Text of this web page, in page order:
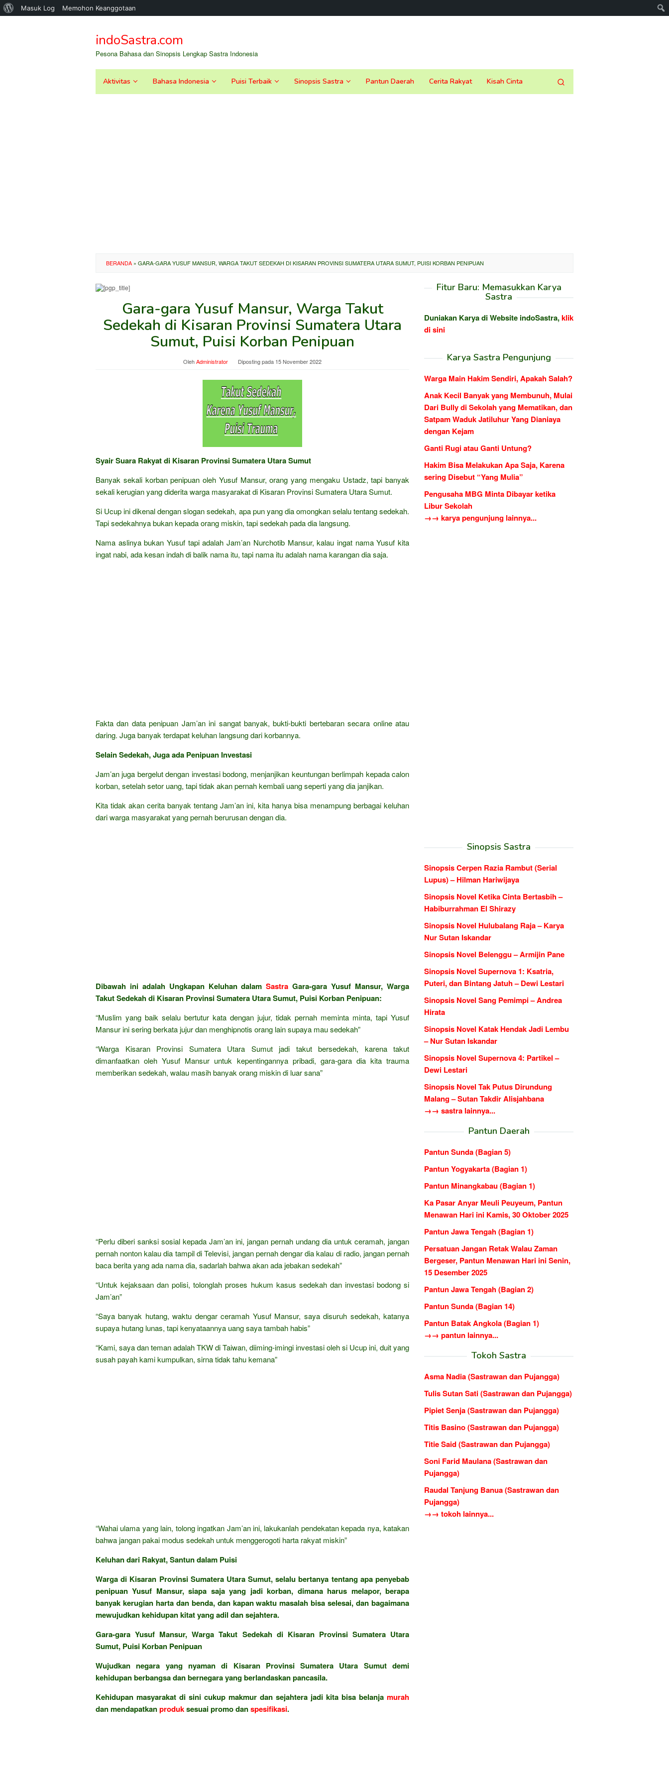
Tentang
Masuk Log Memohon Keanggotaan
kontenindoSastra.com
Pesona Bahasa dan Sinopsis Lengkap Sastra Indonesia
Aktivitas Bahasa Indonesia Puisi Terbaik Sinopsis Sastra Pantun Daerah Cerita Rakyat Kisah Cinta
BERANDA » GARA-GARA YUSUF MANSUR, WARGA TAKUT SEDEKAH DI KISARAN PROVINSI SUMATERA UTARA SUMUT, PUISI KORBAN PENIPUAN
Gara-gara Yusuf Mansur, Warga Takut
Sedekah di Kisaran Provinsi Sumatera Utara
Sumut, Puisi Korban Penipuan
OlehAdministrator Diposting pada 15 November 2022
Syair Suara Rakyat di Kisaran Provinsi Sumatera Utara Sumut
Banyak sekali korban penipuan oleh Yusuf Mansur, orang yang mengaku Ustadz, tapi banyak
sekali kerugian yang diderita warga masyarakat di Kisaran Provinsi Sumatera Utara Sumut.
Si Ucup ini dikenal dengan slogan sedekah, apa pun yang dia omongkan selalu tentang sedekah.
Tapi sedekahnya bukan kepada orang miskin, tapi sedekah pada dia langsung.
Nama aslinya bukan Yusuf tapi adalah Jam’an Nurchotib Mansur, kalau ingat nama Yusuf kita
ingat nabi, ada kesan indah di balik nama itu, tapi nama itu adalah nama karangan dia saja.
Fakta dan data penipuan Jam’an ini sangat banyak, bukti-bukti bertebaran secara online atau
daring. Juga banyak terdapat keluhan langsung dari korbannya.
Selain Sedekah, Juga ada Penipuan Investasi
Jam’an juga bergelut dengan investasi bodong, menjanjikan keuntungan berlimpah kepada calon
korban, setelah setor uang, tapi tidak akan pernah kembali uang seperti yang dia janjikan.
Kita tidak akan cerita banyak tentang Jam’an ini, kita hanya bisa menampung berbagai keluhan
dari warga masyarakat yang pernah berurusan dengan dia.
Dibawah ini adalah Ungkapan Keluhan dalamSastra Gara-gara Yusuf Mansur, Warga
Takut Sedekah di Kisaran Provinsi Sumatera Utara Sumut, Puisi Korban Penipuan:
“Muslim yang baik selalu bertutur kata dengan jujur, tidak pernah meminta minta, tapi Yusuf
Mansur ini sering berkata jujur dan menghipnotis orang lain supaya mau sedekah”
“Warga Kisaran Provinsi Sumatera Utara Sumut jadi takut bersedekah, karena takut
dimanfaatkan oleh Yusuf Mansur untuk kepentingannya pribadi, gara-gara dia kita trauma
memberikan sedekah, walau masih banyak orang miskin di luar sana”
“Perlu diberi sanksi sosial kepada Jam’an ini, jangan pernah undang dia untuk ceramah, jangan
pernah nonton kalau dia tampil di Televisi, jangan pernah dengar dia kalau di radio, jangan pernah
baca berita yang ada nama dia, sadarlah bahwa akan ada jebakan sedekah”
“Untuk kejaksaan dan polisi, tolonglah proses hukum kasus sedekah dan investasi bodong si
Jam’an”
“Saya banyak hutang, waktu dengar ceramah Yusuf Mansur, saya disuruh sedekah, katanya
supaya hutang lunas, tapi kenyataannya uang saya tambah habis”
“Kami, saya dan teman adalah TKW di Taiwan, diiming-imingi investasi oleh si Ucup ini, duit yang
susah payah kami kumpulkan, sirna tidak tahu kemana”
“Wahai ulama yang lain, tolong ingatkan Jam’an ini, lakukanlah pendekatan kepada nya, katakan
bahwa jangan pakai modus sedekah untuk menggerogoti harta rakyat miskin”
Keluhan dari Rakyat, Santun dalam Puisi
Warga di Kisaran Provinsi Sumatera Utara Sumut, selalu bertanya tentang apa penyebab
penipuan Yusuf Mansur, siapa saja yang jadi korban, dimana harus melapor, berapa
banyak kerugian harta dan benda, dan kapan waktu masalah bisa selesai, dan bagaimana
mewujudkan kehidupan kitat yang adil dan sejahtera.
Gara-gara Yusuf Mansur, Warga Takut Sedekah di Kisaran Provinsi Sumatera Utara
Sumut, Puisi Korban Penipuan
Wujudkan negara yang nyaman di Kisaran Provinsi Sumatera Utara Sumut demi
kehidupan berbangsa dan bernegara yang berlandaskan pancasila.
Kehidupan masyarakat di sini cukup makmur dan sejahtera jadi kita bisa belanja murah
dan mendapatkanproduksesuai promo danspesifikasi.
Fitur Baru: Memasukkan Karya
Sastra
Duniakan Karya di Website indoSastra,klik
di sini
Karya Sastra Pengunjung
Warga Main Hakim Sendiri, Apakah Salah?
Anak Kecil Banyak yang Membunuh, Mulai
Dari Bully di Sekolah yang Mematikan, dan
Satpam Waduk Jatiluhur Yang Dianiaya
dengan Kejam
Ganti Rugi atau Ganti Untung?
Hakim Bisa Melakukan Apa Saja, Karena
sering Disebut “Yang Mulia”
Pengusaha MBG Minta Dibayar ketika
Libur Sekolah
→→ karya pengunjung lainnya...
Sinopsis Sastra
Sinopsis Cerpen Razia Rambut (Serial
Lupus) – Hilman Hariwijaya
Sinopsis Novel Ketika Cinta Bertasbih –
Habiburrahman El Shirazy
Sinopsis Novel Hulubalang Raja – Karya
Nur Sutan Iskandar
Sinopsis Novel Belenggu – Armijin Pane
Sinopsis Novel Supernova 1: Ksatria,
Puteri, dan Bintang Jatuh – Dewi Lestari
Sinopsis Novel Sang Pemimpi – Andrea
Hirata
Sinopsis Novel Katak Hendak Jadi Lembu
– Nur Sutan Iskandar
Sinopsis Novel Supernova 4: Partikel –
Dewi Lestari
Sinopsis Novel Tak Putus Dirundung
Malang – Sutan Takdir Alisjahbana
→→ sastra lainnya...
Pantun Daerah
Pantun Sunda (Bagian 5)
Pantun Yogyakarta (Bagian 1)
Pantun Minangkabau (Bagian 1)
Ka Pasar Anyar Meuli Peuyeum, Pantun
Menawan Hari ini Kamis, 30 Oktober 2025
Pantun Jawa Tengah (Bagian 1)
Persatuan Jangan Retak Walau Zaman
Bergeser, Pantun Menawan Hari ini Senin,
15 Desember 2025
Pantun Jawa Tengah (Bagian 2)
Pantun Sunda (Bagian 14)
Pantun Batak Angkola (Bagian 1)
→→ pantun lainnya...
Tokoh Sastra
Asma Nadia (Sastrawan dan Pujangga)
Tulis Sutan Sati (Sastrawan dan Pujangga)
Pipiet Senja (Sastrawan dan Pujangga)
Titis Basino (Sastrawan dan Pujangga)
Titie Said (Sastrawan dan Pujangga)
Soni Farid Maulana (Sastrawan dan
Pujangga)
Raudal Tanjung Banua (Sastrawan dan
Pujangga)
→→ tokoh lainnya...